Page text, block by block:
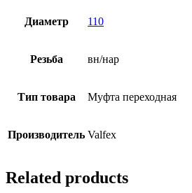
Диаметр 110
Резьба вн/нар
Тип товара Муфта переходная
Производитель Valfex
Related products